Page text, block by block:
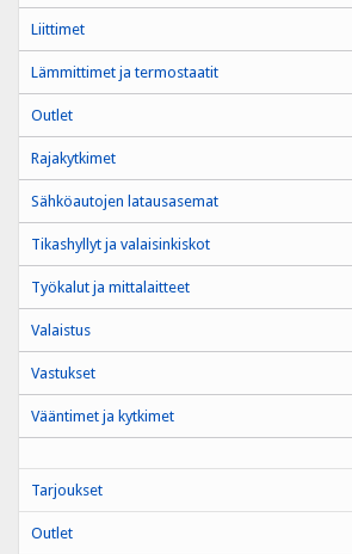
Liittimet
Lämmittimet ja termostaatit
Outlet
Rajakytkimet
Sähköautojen latausasemat
Tikashyllyt ja valaisinkiskot
Työkalut ja mittalaitteet
Valaistus
Vastukset
Vääntimet ja kytkimet
Tarjoukset
Outlet